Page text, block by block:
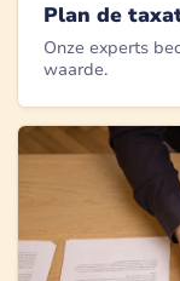
Plan de
Onze experts
waarde.